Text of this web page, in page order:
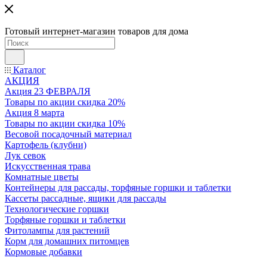
Готовый интернет-магазин товаров для дома
Каталог
АКЦИЯ
Акция 23 ФЕВРАЛЯ
Товары по акции скидка 20%
Акция 8 марта
Товары по акции скидка 10%
Весовой посадочный материал
Картофель (клубни)
Лук севок
Искусственная трава
Комнатные цветы
Контейнеры для рассады, торфяные горшки и таблетки
Кассеты рассадные, ящики для рассады
Технологические горшки
Торфяные горшки и таблетки
Фитолампы для растений
Корм для домашних питомцев
Кормовые добавки